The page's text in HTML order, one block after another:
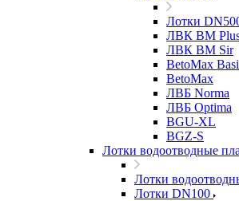
Лотки
ЛВК ВМ
ЛВК ВМ Sir
BetoMax
BetoMax
ЛВБ Norma
ЛВБ Optima
BGU-XL
BGZ-S
Лотки водоотводные
Лотки
Лотки DN100